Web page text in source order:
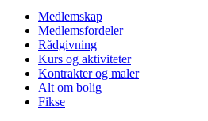
Medlemskap
Medlemsfordeler
Rådgivning
Kurs og aktiviteter
Kontrakter og maler
Alt om bolig
Fikse